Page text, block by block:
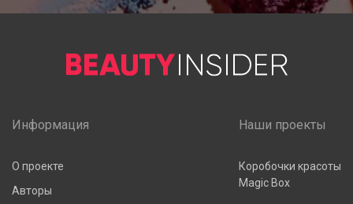
Информация
О проекте
Авторы
Наши проекты
Коробочки красоты
Magic Box